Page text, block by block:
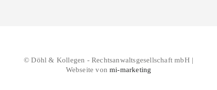
© Döhl & Kollegen - Rechtsanwaltsgesellschaft mbH |
Webseite vonmi-marketing